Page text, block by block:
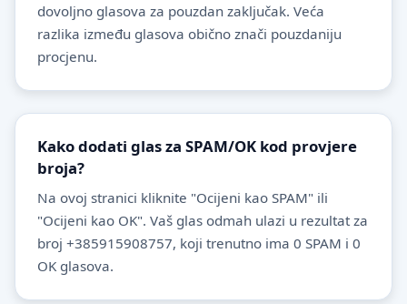
dovoljno glasova za pouzdan zaključak. Veća
razlika između glasova obično znači pouzdaniju
procjenu.
Kako dodati glas za SPAM/OK kod provjere
broja?
Na ovoj stranici kliknite "Ocijeni kao SPAM" ili
"Ocijeni kao OK". Vaš glas odmah ulazi u rezultat za
broj +385915908757, koji trenutno ima 0 SPAM i 0
OK glasova.